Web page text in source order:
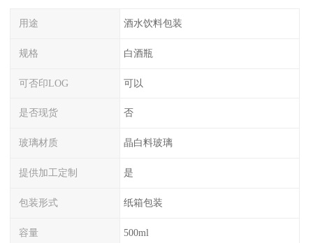
用途 酒水饮料包装
规格 白酒瓶
可否印LOG 可以
是否现货 否
玻璃材质 晶白料玻璃
提供加工定制 是
包装形式 纸箱包装
容量 500ml